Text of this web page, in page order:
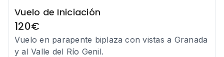
Vuelo de Iniciación
120€
Vuelo en parapente biplaza con vistas a Granada
y al Valle del Río Genil.